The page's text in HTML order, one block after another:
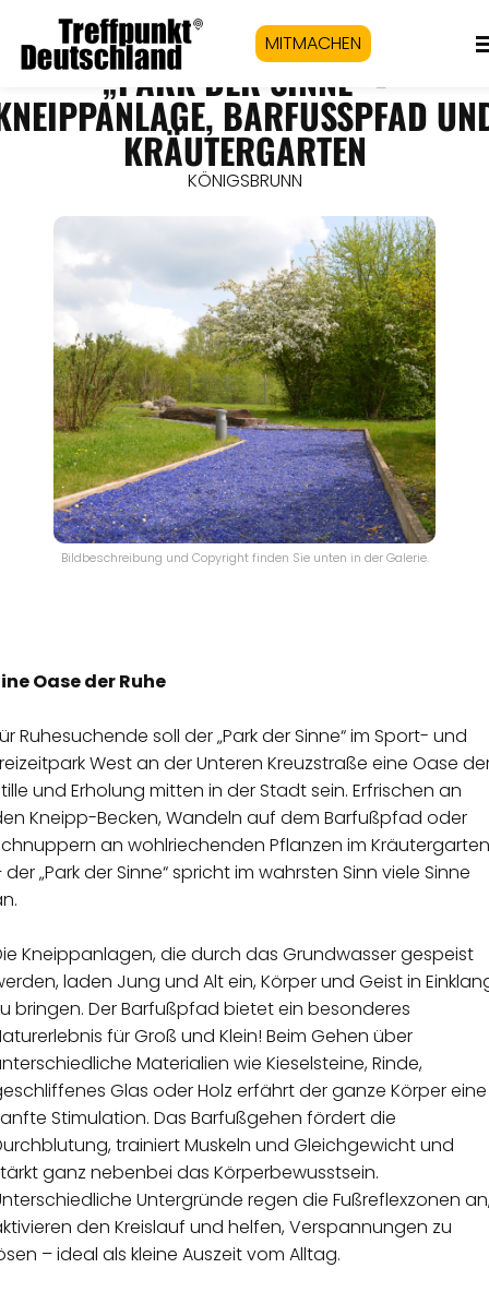
MITMACHEN
„PARK DER SINNE“ -
BARFUSSPFAD UND
RÄUTERGARTEN
KÖNIGSBRUNN
Bildbeschreibung und Copyright finden Sie unten in der Galerie.
Oase der Ruhe
Ruhesuchende soll der „Park der Sinne“ im Sport- und
West an der Unteren Kreuzstraße eine Oase
und Erholung mitten in der Stadt sein. Erfrischen an
Kneipp-Becken, Wandeln auf dem Barfußpfad oder
an wohlriechenden Pflanzen im Kräutergarten
der „Park der Sinne“ spricht im wahrsten Sinn viele Sinne
Kneippanlagen, die durch das Grundwasser gespeist
laden Jung und Alt ein, Körper und Geist in
bringen. Der Barfußpfad bietet ein besonderes
für Groß und Klein! Beim Gehen über
Materialien wie Kieselsteine, Rinde,
Glas oder Holz erfährt der ganze Körper eine
Stimulation. Das Barfußgehen fördert die
trainiert Muskeln und Gleichgewicht und
ganz nebenbei das Körperbewusstsein.
Untergründe regen die Fußreflexzonen
den Kreislauf und helfen, Verspannungen zu
– ideal als kleine Auszeit vom Alltag.